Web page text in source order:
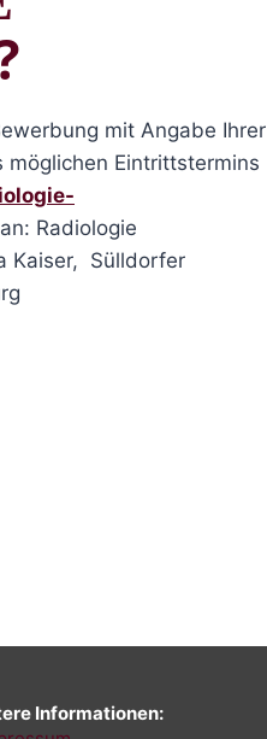
mit Angabe Ihrer
möglichen Eintrittstermins
Radiologie
Kaiser, Sülldorfer
Informationen: